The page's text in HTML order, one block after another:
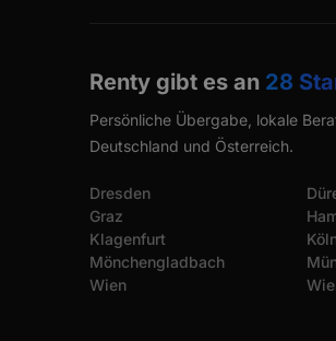
Renty gibt es an 28
Persönliche Übergabe, lokale
Deutschland und Österreich.
Dresden
Graz
Klagenfurt
Mönchengladbach
Wien